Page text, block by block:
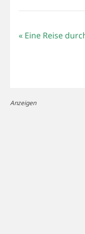
«Eine Reise
Anzeigen